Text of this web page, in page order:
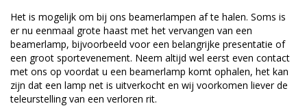
Het is mogelijk om bij ons beamerlampen af te halen. Soms is
er nu eenmaal grote haast met het vervangen van een
beamerlamp, bijvoorbeeld voor een belangrijke presentatie of
een groot sportevenement. Neem altijd wel eerst even contact
met ons op voordat u een beamerlamp komt ophalen, het kan
zijn dat een lamp net is uitverkocht en wij voorkomen liever de
teleurstelling van een verloren rit.